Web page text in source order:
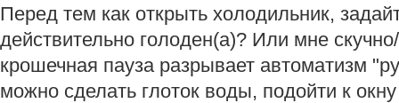
Перед тем как открыть холодильник,
действительно голоден(а)? Или мне
крошечная пауза разрывает автоматизм
можно сделать глоток воды, подойти к